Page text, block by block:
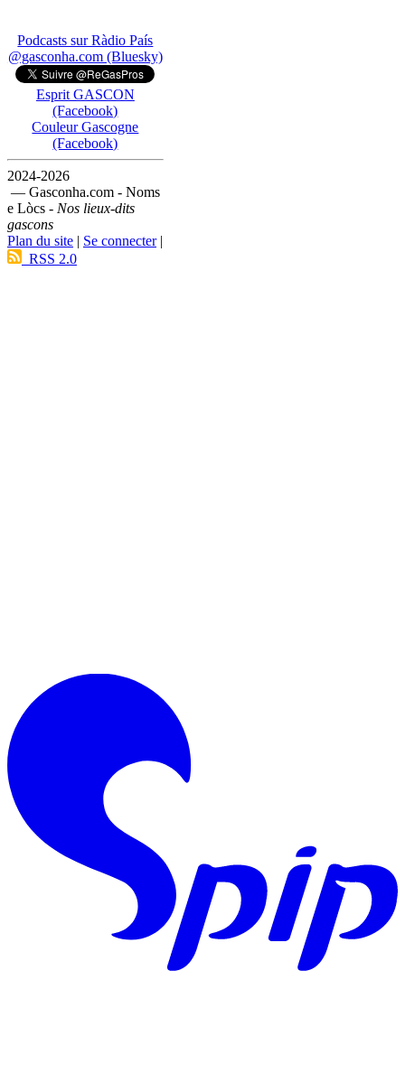
Podcasts sur Ràdio País
@gasconha.com (Bluesky)
Esprit GASCON
(Facebook)
Couleur Gascogne
(Facebook)
2024-2026
— Gasconha.com - Noms
e Lòcs - Nos lieux-dits
gascons
Plan du site | Se connecter|
RSS 2.0